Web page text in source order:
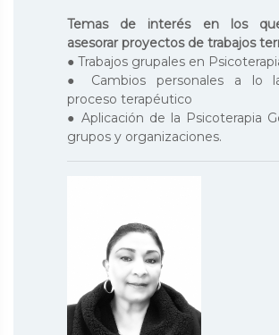
Temas de interés en los
asesorar proyectos de trabajos
● Trabajos grupales en
● Cambios personales a lo
proceso terapéutico
● Aplicación de la Psicoterapia
grupos y organizaciones.